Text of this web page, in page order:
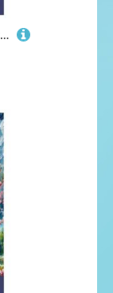
Tiger Puzzle 1000 Teile Schwer Puzzle Spielzeug Lernspiel Impossible Herausforderungsspielzeug Für Erwachsene Und Kinder in Bewährter 38x26cm/1000pcs